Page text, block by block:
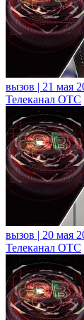
вызов | 21 мая
Телеканал ОТС
вызов | 20 мая
Телеканал ОТС